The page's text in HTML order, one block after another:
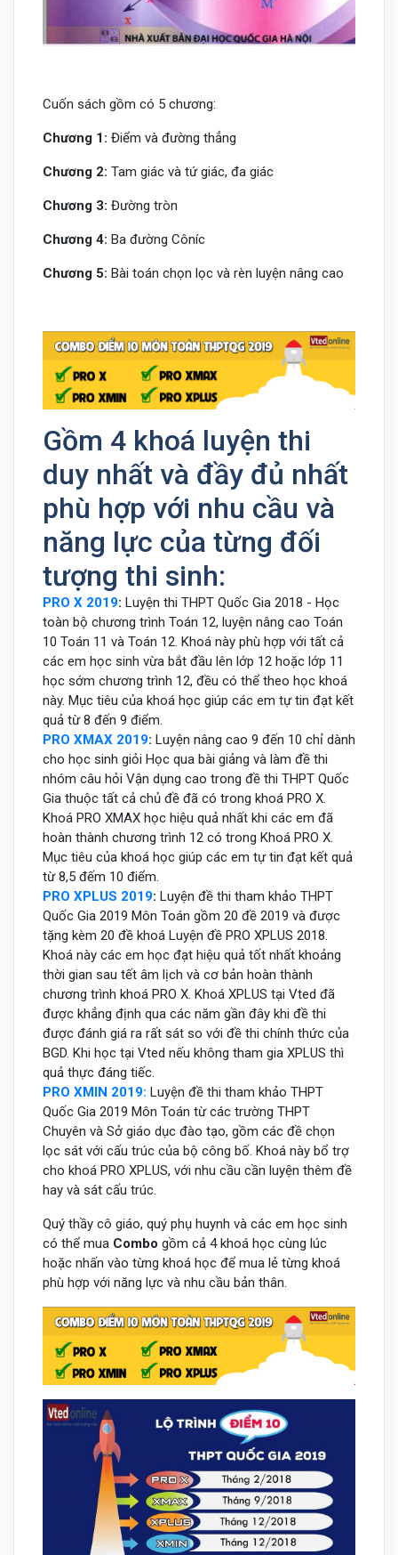
Cuốn sách gồm có 5 chương:
Chương 1: Điểm và đường thẳng
Chương 2: Tam giác và tứ giác, đa giác
Chương 3: Đường tròn
Chương 4: Ba đường Côníc
Chương 5: Bài toán chọn lọc và rèn luyện nâng cao
Gồm 4 khoá luyện thi
duy nhất và đầy đủ nhất
phù hợp với nhu cầu và
năng lực của từng đối
tượng thi sinh:
PRO X 2019: Luyện thi THPT Quốc Gia 2018 - Học
toàn bộ chương trình Toán 12, luyện nâng cao Toán
10 Toán 11 và Toán 12. Khoá này phù hợp với tất cả
các em học sinh vừa bắt đầu lên lớp 12 hoặc lớp 11
học sớm chương trình 12, đều có thể theo học khoá
này. Mục tiêu của khoá học giúp các em tự tin đạt kết
quả từ 8 đến 9 điểm.
PRO XMAX 2019: Luyện nâng cao 9 đến 10 chỉ dành
cho học sinh giỏi Học qua bài giảng và làm đề thi
nhóm câu hỏi Vận dụng cao trong đề thi THPT Quốc
Gia thuộc tất cả chủ đề đã có trong khoá PRO X.
Khoá PRO XMAX học hiệu quả nhất khi các em đã
hoàn thành chương trình 12 có trong Khoá PRO X.
Mục tiêu của khoá học giúp các em tự tin đạt kết quả
từ 8,5 đếm 10 điểm.
PRO XPLUS 2019: Luyện đề thi tham khảo THPT
Quốc Gia 2019 Môn Toán gồm 20 đề 2019 và được
tặng kèm 20 đề khoá Luyện đề PRO XPLUS 2018.
Khoá này các em học đạt hiệu quả tốt nhất khoảng
thời gian sau tết âm lịch và cơ bản hoàn thành
chương trình khoá PRO X. Khoá XPLUS tại Vted đã
được khẳng định qua các năm gần đây khi đề thi
được đánh giá ra rất sát so với đề thi chính thức của
BGD. Khi học tại Vted nếu không tham gia XPLUS thì
quả thực đáng tiếc.
PRO XMIN 2019: Luyện đề thi tham khảo THPT
Quốc Gia 2019 Môn Toán từ các trường THPT
Chuyên và Sở giáo dục đào tạo, gồm các đề chọn
lọc sát với cấu trúc của bộ công bố. Khoá này bổ trợ
cho khoá PRO XPLUS, với nhu cầu cần luyện thêm đề
hay và sát cấu trúc.
Quý thầy cô giáo, quý phụ huynh và các em học sinh
có thể mua Combo gồm cả 4 khoá học cùng lúc
hoặc nhấn vào từng khoá học để mua lẻ từng khoá
phù hợp với năng lực và nhu cầu bản thân.